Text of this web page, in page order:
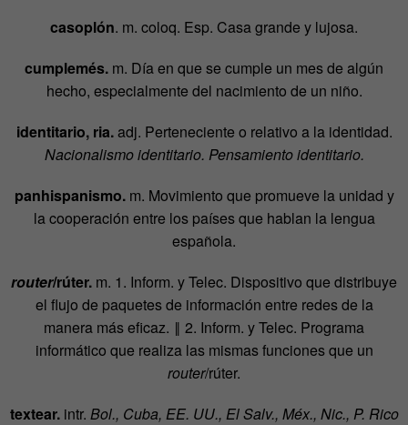
casoplón. m. coloq. Esp. Casa grande y lujosa.
cumplemés. m. Día en que se cumple un mes de algún
hecho, especialmente del nacimiento de un niño.
identitario, ria.adj. Perteneciente o relativo a la identidad.
Nacionalismo identitario. Pensamiento identitario.
panhispanismo.m. Movimiento que promueve la unidad y
la cooperación entre los países que hablan la lengua
española.
router/rúter. m. 1. Inform. y Telec. Dispositivo que distribuye
el flujo de paquetes de información entre redes de la
manera más eficaz. ‖ 2. Inform. y Telec. Programa
informático que realiza las mismas funciones que un
router/rúter.
textear.intr. Bol., Cuba, EE. UU., El Salv., Méx., Nic., P. Rico